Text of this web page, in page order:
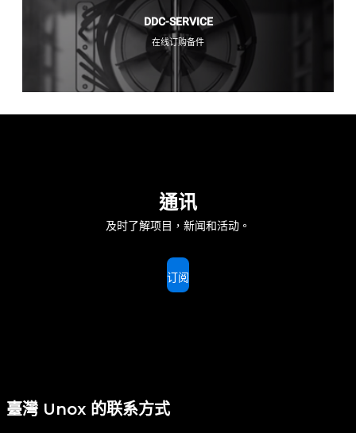
DDC-SERVICE
在线订购备件
通讯
及时了解项目，新闻和活动。
订阅
臺灣 Unox 的联系方式